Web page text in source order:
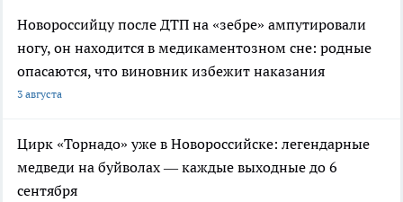
Новороссийцу после ДТП на «зебре» ампутировали
ногу, он находится в медикаментозном сне: родные
опасаются, что виновник избежит наказания
3 августа
Цирк «Торнадо» уже в Новороссийске: легендарные
медведи на буйволах — каждые выходные до 6
сентября